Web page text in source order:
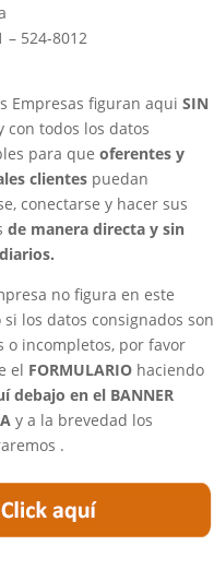
– 524-8012
Empresas figuran aqui SIN
con todos los datos
para que oferentes y
clientes puedan
conectarse y hacer sus
de manera directa y sin
no figura en este
si los datos consignados son
o incompletos, por favor
el FORMULARIO haciendo
debajo en el BANNER
y a la brevedad los
.